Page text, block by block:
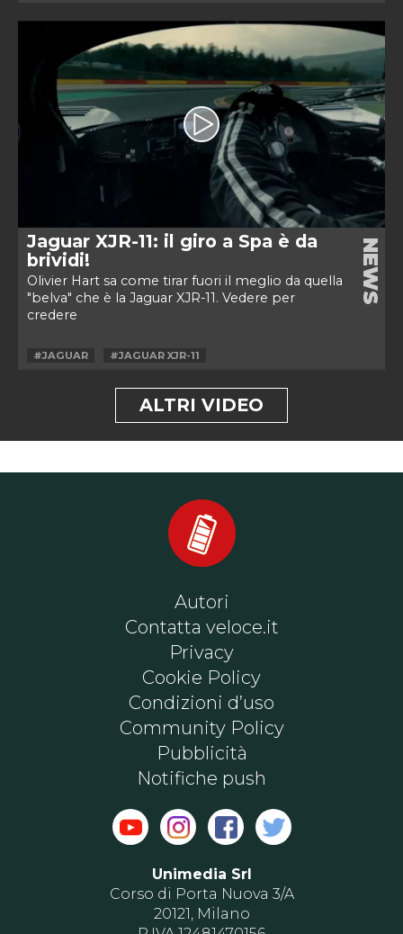
Jaguar XJR-11: il giro a Spa è da
brividi!
Olivier Hart sa come tirar fuori il meglio da quella
"belva" che è la Jaguar XJR-11. Vedere per
credere
NEWS
#JAGUAR #JAGUAR XJR-11
ALTRI VIDEO
Autori
Contatta veloce.it
Privacy
Cookie Policy
Condizioni d’uso
Community Policy
Pubblicità
Notifiche push
Unimedia Srl
Corso di Porta Nuova 3/A
20121, Milano